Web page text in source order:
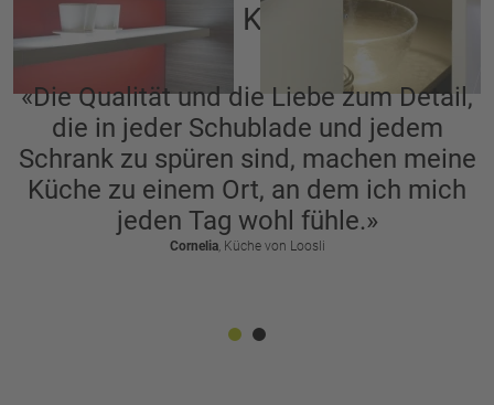
Unsere Kunden:
«Die Qualität und die Liebe zum Detail,
die in jeder Schublade und jedem
Schrank zu spüren sind, machen meine
Küche zu einem Ort, an dem ich mich
jeden Tag wohl fühle.»
Cornelia, Küche von Loosli